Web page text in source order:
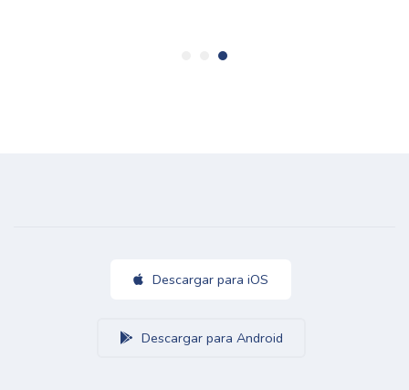
Descargar para iOS
Descargar para Android